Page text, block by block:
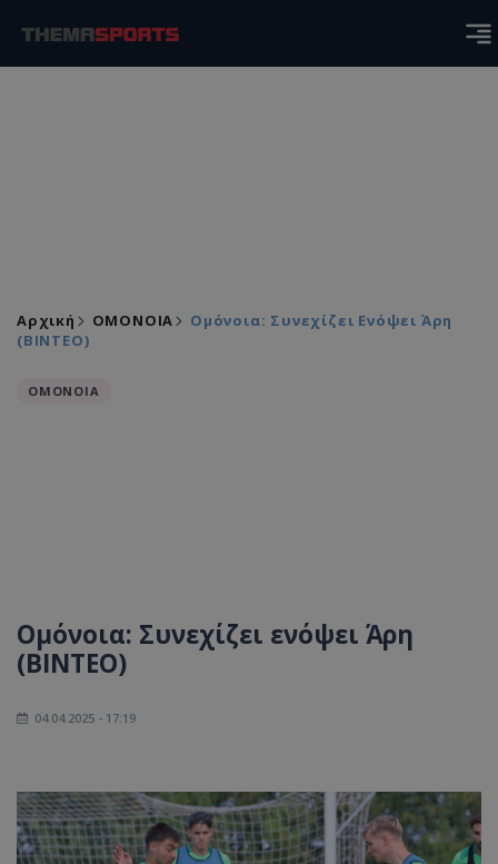
Αρχική ΟΜΟΝΟΙΑ
Ομόνοια: Συνεχίζει Ενόψει Άρη
(ΒΙΝΤΕΟ)
ΟΜΟΝΟΙΑ
Ομόνοια: Συνεχίζει ενόψει Άρη
(ΒΙΝΤΕΟ)
04.04.2025 - 17:19